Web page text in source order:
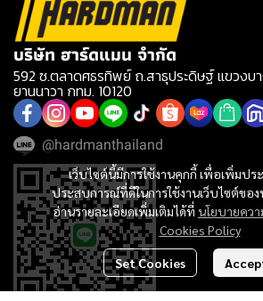
เว็บไซต์นี้มีการใช้งานคุกกี้ เพื่อเพิ่มป
ประสบการณ์ที่ดีในการใช้งานเว็บไซต์ขอ
อ่านรายละเอียดเพิ่มเติมได้ที่ นโยบายคว
Cookies Policy
Set Cookies
บริษัท ฮาร์ดแมน จำกัด
592 ซ.ตลาดศธรทิพย์ ถ.สาธุประดิษฐ์ แขวงบ
ยานนาวา กทม. 10120
@hardmanthailand